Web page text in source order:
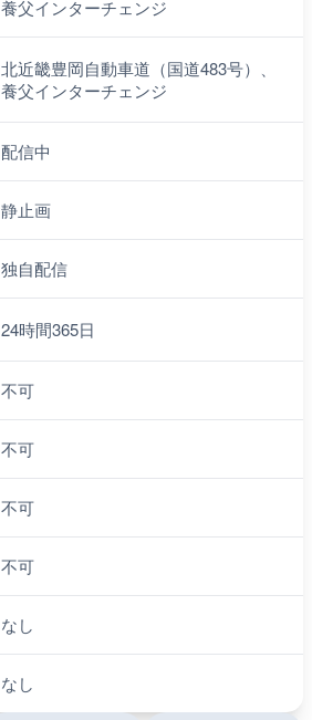
養父インターチェンジ
北近畿豊岡自動車道（国道483号）、
養父インターチェンジ
配信中
静止画
独自配信
24時間365日
不可
不可
不可
不可
なし
なし